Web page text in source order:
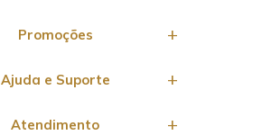
Promoções
Ajuda e Suporte
Atendimento